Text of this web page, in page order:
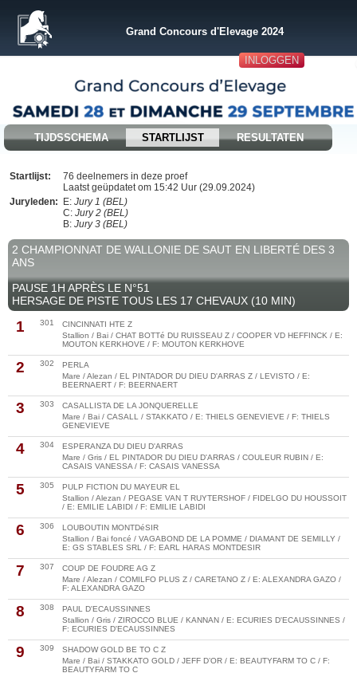
INLOGGEN
Grand Concours d'Elevage 2024
TIJDSSCHEMA STARTLIJST RESULTATEN
Startlijst:
76 deelnemers in deze proef
Laatst geüpdatet om 15:42 Uur (29.09.2024)
Juryleden: E: Jury 1 (BEL)
C: Jury 2 (BEL)
B: Jury 3 (BEL)
2 CHAMPIONNAT DE WALLONIE DE SAUT EN LIBERTÉ DES 3
ANS
PAUSE 1H APRÈS LE N°51
HERSAGE DE PISTE TOUS LES 17 CHEVAUX (10 MIN)
1 301
CINCINNATI HTE Z
Stallion / Bai / CHAT BOTTé DU RUISSEAU Z / COOPER VD HEFFINCK / E:
MOUTON KERKHOVE / F: MOUTON KERKHOVE
2 302
PERLA
Mare / Alezan / EL PINTADOR DU DIEU D'ARRAS Z / LEVISTO / E:
BEERNAERT / F: BEERNAERT
3 303
CASALLISTA DE LA JONQUERELLE
Mare / Bai / CASALL / STAKKATO / E: THIELS GENEVIEVE / F: THIELS
GENEVIEVE
4 304
ESPERANZA DU DIEU D'ARRAS
Mare / Gris / EL PINTADOR DU DIEU D'ARRAS / COULEUR RUBIN / E:
CASAIS VANESSA / F: CASAIS VANESSA
5 305
PULP FICTION DU MAYEUR EL
Stallion / Alezan / PEGASE VAN T RUYTERSHOF / FIDELGO DU HOUSSOIT
/ E: EMILIE LABIDI / F: EMILIE LABIDI
6 306
LOUBOUTIN MONTDéSIR
Stallion / Bai foncé / VAGABOND DE LA POMME / DIAMANT DE SEMILLY /
E: GS STABLES SRL / F: EARL HARAS MONTDESIR
7 307
COUP DE FOUDRE AG Z
Mare / Alezan / COMILFO PLUS Z / CARETANO Z / E: ALEXANDRA GAZO /
F: ALEXANDRA GAZO
8 308
PAUL D'ECAUSSINNES
Stallion / Gris / ZIROCCO BLUE / KANNAN / E: ECURIES D'ECAUSSINNES /
F: ECURIES D'ECAUSSINNES
9 309
SHADOW GOLD BE TO C Z
Mare / Bai / STAKKATO GOLD / JEFF D’OR / E: BEAUTYFARM TO C / F:
BEAUTYFARM TO C